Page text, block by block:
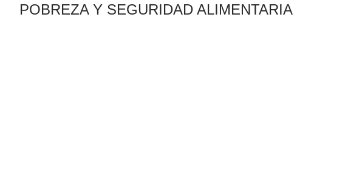
POBREZA Y SEGURIDAD ALIMENTARIA